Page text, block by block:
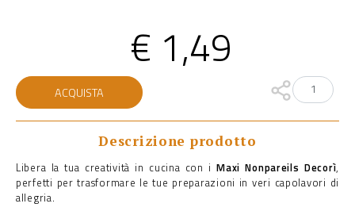
€ 1,49
Maxi
nonpareils
quantità
ACQUISTA
Descrizione prodotto
Libera la tua creatività in cucina con iMaxi Nonpareils Decorì,
perfetti per trasformare le tue preparazioni in veri capolavori di
allegria.